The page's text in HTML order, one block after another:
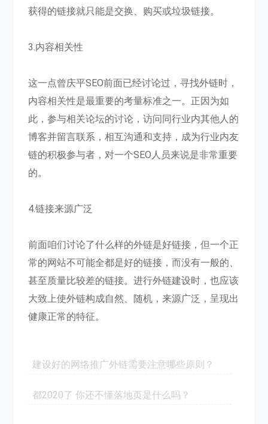
获得的链接就只能是交换、购买或垃圾链接。
3.内容相关性
这一点曾庆平SEO前面已经讨论过，寻找外链时，
内容相关性是最重要的考量标准之一。正因为如
此，参与相关论坛的讨论，访问同行业内其他人的
博客并留言联系，相互沟通和支持，成为行业内友
链的积极参与者，对一个SEO人员来说是非常重要
的。
4.链接来源广泛
前面咱们讨论了什么样的外链是好链接，但一个正
常的网站不可能全都是好的链接，而没有一般的、
甚至质量比较差的链接。进行外链建设时，也应该
大致上使外链构成自然、随机，来源广泛，呈现出
健康正常的特征。
建设好的网络推广外链需要注意哪些原则？
都2020了 你还不懂落地页是什么吗？